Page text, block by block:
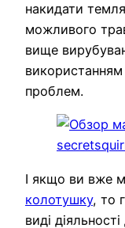
накидати
можливого
вище
проблем.
І якщо ви вже
колотушку, то
виді